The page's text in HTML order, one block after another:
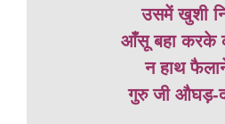
उसमें खुशी
आँसू बहा करके
न हाथ
गुरु जी औघड़-